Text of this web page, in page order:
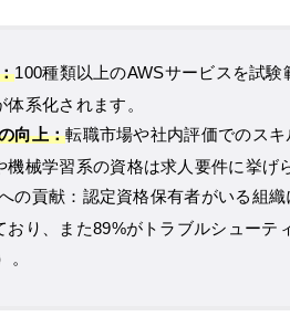
100種類以上のAWSサービスを試
系化されます。
向上：転職市場や社内評価でのス
機械学習系の資格は求人要件に挙げ
の貢献：認定資格保有者がいる組
おり、また89%がトラブルシューテ
。